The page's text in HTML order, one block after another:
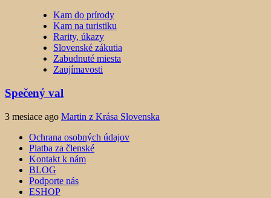
Kam do prírody
Kam na turistiku
Rarity, úkazy
Slovenské zákutia
Zabudnuté miesta
Zaujímavosti
Spečený val
3 mesiace ago Martin z Krása Slovenska
Ochrana osobných údajov
Platba za členské
Kontakt k nám
BLOG
Podporte nás
ESHOP